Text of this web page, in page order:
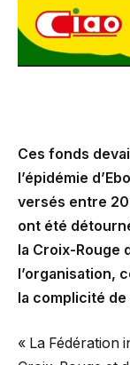
Ces fonds
l’épidémie
versés entre
ont été
la Croix-Rouge
l’organisation,
la complicité
« La Fédération